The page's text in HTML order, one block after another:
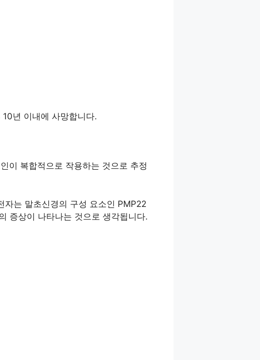
년 이내에 사망합니다.
이 복합적으로 작용하는 것으로 추정
자는 말초신경의 구성 요소인 PMP22
증상이 나타나는 것으로 생각됩니다.